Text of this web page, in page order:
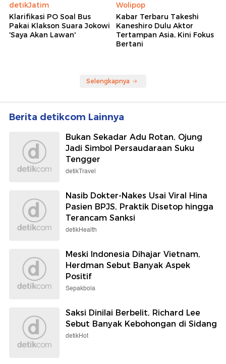
detikJatim
Klarifikasi PO Soal Bus
Pakai Klakson Suara Jokowi
'Saya Akan Lawan'
Wolipop
Kabar Terbaru Takeshi
Kaneshiro Dulu Aktor
Tertampan Asia, Kini Fokus
Bertani
Selengkapnya
Berita detikcom Lainnya
Bukan Sekadar Adu Rotan, Ojung
Jadi Simbol Persaudaraan Suku
Tengger
detikTravel
Nasib Dokter-Nakes Usai Viral Hina
Pasien BPJS, Praktik Disetop hingga
Terancam Sanksi
detikHealth
Meski Indonesia Dihajar Vietnam,
Herdman Sebut Banyak Aspek
Positif
Sepakbola
Saksi Dinilai Berbelit, Richard Lee
Sebut Banyak Kebohongan di Sidang
detikHot